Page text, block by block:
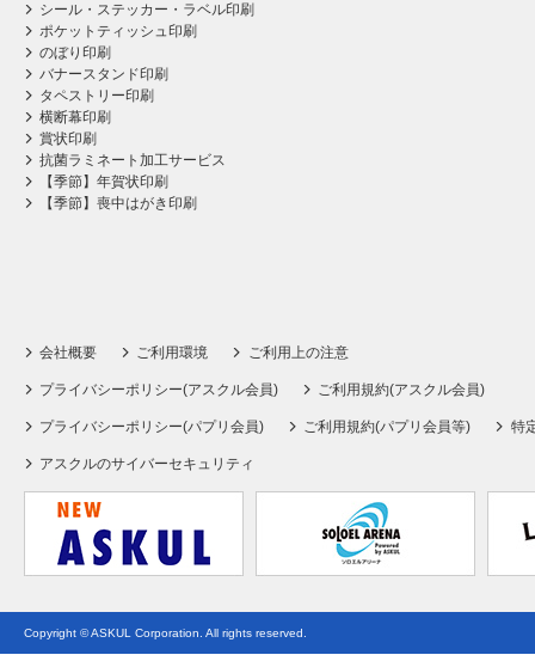
シール・ステッカー・ラベル印刷
ポケットティッシュ印刷
のぼり印刷
バナースタンド印刷
タペストリー印刷
横断幕印刷
賞状印刷
抗菌ラミネート加工サービス
【季節】年賀状印刷
【季節】喪中はがき印刷
会社概要 ご利用環境 ご利用上の注意
プライバシーポリシー(アスクル会員) ご利用規約(アスクル会員)
プライバシーポリシー(パプリ会員) ご利用規約(パプリ会員等) 特
アスクルのサイバーセキュリティ
Copyright © ASKUL Corporation. All rights reserved.